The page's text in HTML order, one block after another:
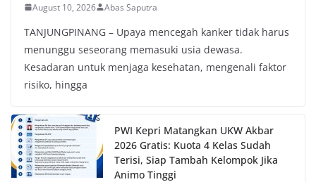
August 10, 2026 Abas Saputra
TANJUNGPINANG – Upaya mencegah kanker tidak harus
menunggu seseorang memasuki usia dewasa.
Kesadaran untuk menjaga kesehatan, mengenali faktor
risiko, hingga
PWI Kepri Matangkan UKW Akbar
2026 Gratis: Kuota 4 Kelas Sudah
Terisi, Siap Tambah Kelompok Jika
Animo Tinggi